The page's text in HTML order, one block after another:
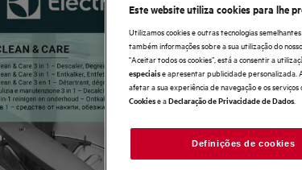
Este website utiliza cookies para lhe
Utilizamos cookies e outras tecnologias
também informações sobre a sua utilização do
"Aceitar todos os cookies”, está a consentir a
especiaise apresentar publicidade personalizada.
afetar a sua experiência de navegação e os
Cookiese aDeclaração de Privacidade de Dados.
Definições de cookies